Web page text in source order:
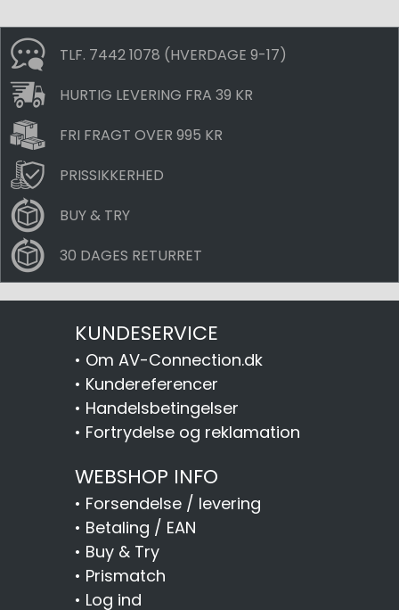
TLF. 7442 1078 (HVERDAGE 9-17)
HURTIG LEVERING FRA 39 KR
FRI FRAGT OVER 995 KR
PRISSIKKERHED
BUY & TRY
30 DAGES RETURRET
KUNDESERVICE
• Om AV-Connection.dk
• Kundereferencer
• Handelsbetingelser
• Fortrydelse og reklamation
WEBSHOP INFO
• Forsendelse / levering
• Betaling / EAN
• Buy & Try
• Prismatch
• Log ind